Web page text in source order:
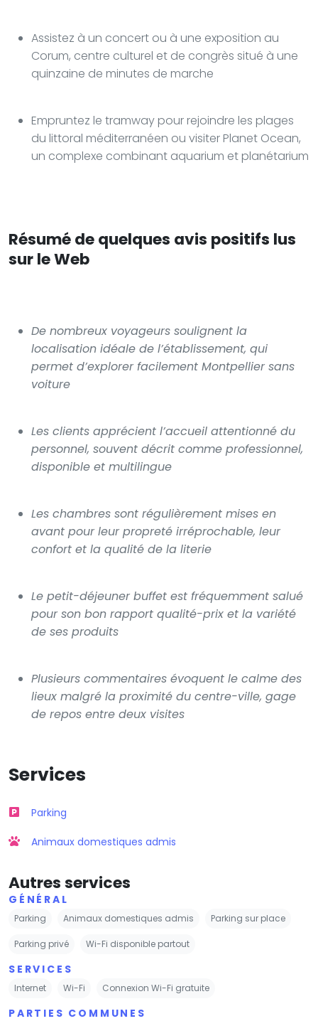
Assistez à un concert ou à une exposition au
Corum, centre culturel et de congrès situé à une
quinzaine de minutes de marche
Empruntez le tramway pour rejoindre les plages
du littoral méditerranéen ou visiter Planet Ocean,
un complexe combinant aquarium et planétarium
Résumé de quelques avis positifs lus
sur le Web
De nombreux voyageurs soulignent la
localisation idéale de l’établissement, qui
permet d’explorer facilement Montpellier sans
voiture
Les clients apprécient l’accueil attentionné du
personnel, souvent décrit comme professionnel,
disponible et multilingue
Les chambres sont régulièrement mises en
avant pour leur propreté irréprochable, leur
confort et la qualité de la literie
Le petit-déjeuner buffet est fréquemment salué
pour son bon rapport qualité-prix et la variété
de ses produits
Plusieurs commentaires évoquent le calme des
lieux malgré la proximité du centre-ville, gage
de repos entre deux visites
Services
Parking
Animaux domestiques admis
Autres services
GÉNÉRAL
Parking Animaux domestiques admis Parking sur place
Parking privé Wi-Fi disponible partout
SERVICES
Internet Wi-Fi Connexion Wi-Fi gratuite
PARTIES COMMUNES